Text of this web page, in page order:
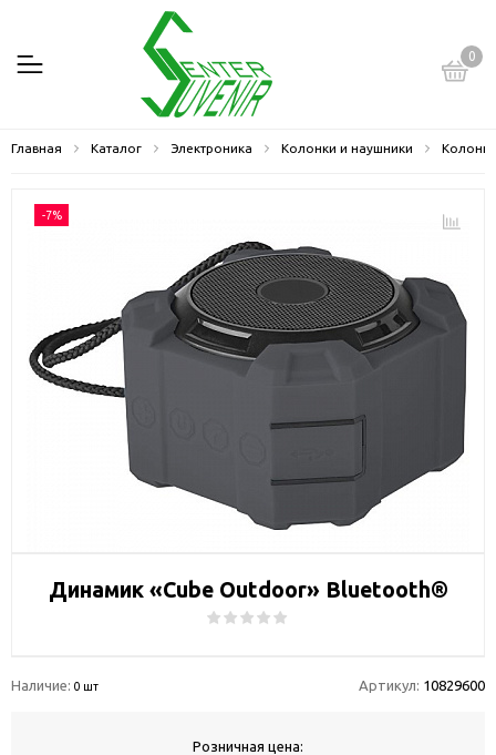
0
Главная Каталог Электроника Колонки и наушники Колонки
-7%
Динамик «Cube Outdoor» Bluetooth®
Наличие: 0 шт Артикул: 10829600
Розничная цена: